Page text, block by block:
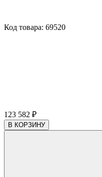
Код товара: 69520
123 582 ₽
В КОРЗИНУ